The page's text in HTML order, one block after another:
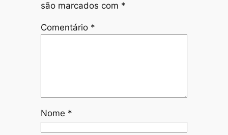
são marcados com *
Comentário *
Nome *